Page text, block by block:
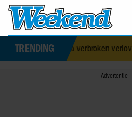
TRENDING
na verbroken verloving•Voormalig